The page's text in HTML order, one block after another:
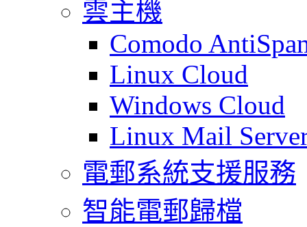
雲主機
Comodo
Linux Cloud
Windows Cloud
Linux Mail
電郵系統支援服務
智能電郵歸檔